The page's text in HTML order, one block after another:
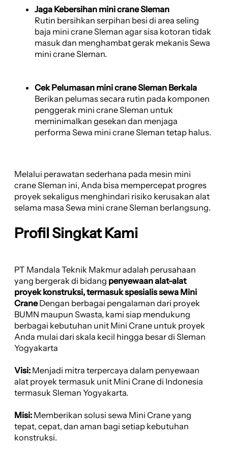
Jaga Kebersihan mini crane Sleman
Rutin bersihkan serpihan besi di area seling
baja mini crane Sleman agar sisa kotoran tidak
masuk dan menghambat gerak mekanis Sewa
mini crane Sleman.
Cek Pelumasan mini crane Sleman Berkala
Berikan pelumas secara rutin pada komponen
penggerak mini crane Sleman untuk
meminimalkan gesekan dan menjaga
performa Sewa mini crane Sleman tetap halus.
Melalui perawatan sederhana pada mesin mini
crane Sleman ini, Anda bisa mempercepat progres
proyek sekaligus menghindari risiko kerusakan alat
selama masa Sewa mini crane Sleman berlangsung.
Profil Singkat Kami
PT Mandala Teknik Makmur adalah perusahaan
yang bergerak di bidang penyewaan alat-alat
proyek konstruksi, termasuk spesialis sewa Mini
CraneDengan berbagai pengalaman dari proyek
BUMN maupun Swasta, kami siap mendukung
berbagai kebutuhan unit Mini Crane untuk proyek
Anda mulai dari skala kecil hingga besar di Sleman
Yogyakarta
Visi: Menjadi mitra terpercaya dalam penyewaan
alat proyek termasuk unit Mini Crane di Indonesia
termasuk Sleman Yogyakarta.
Misi: Memberikan solusi sewa Mini Crane yang
tepat, cepat, dan aman bagi setiap kebutuhan
konstruksi.